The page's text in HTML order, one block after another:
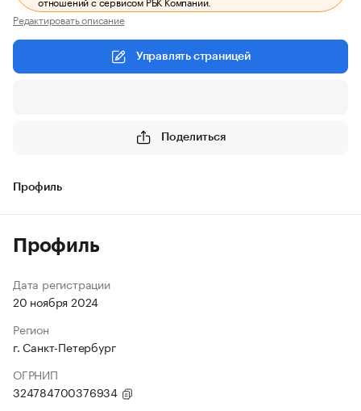
Редактировать описание
Управлять страницей
Поделиться
Профиль
Профиль
Дата регистрации
20 ноября 2024
Регион
г. Санкт-Петербург
ОГРНИП
324784700376934